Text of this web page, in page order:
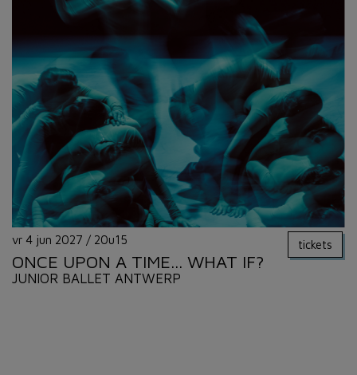
vr 4 jun 2027 / 20u15 tickets
ONCE UPON A TIME... WHAT IF?
JUNIOR BALLET ANTWERP